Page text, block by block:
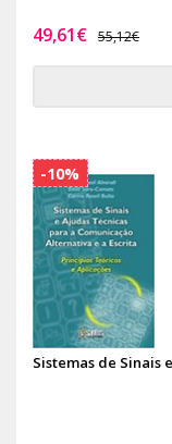
49,61€ 55,12€
Sistemas de Sinais
-10%